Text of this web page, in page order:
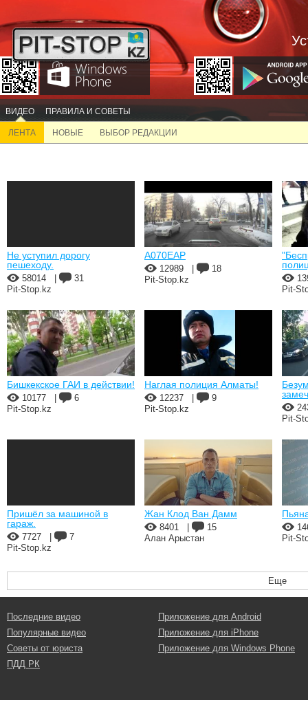
ВИДЕО ПРАВИЛА И СОВЕТЫ
ЛЕНТА НОВЫЕ ВЫБОР РЕДАКЦИИ
Не уступил дорогу
пешеходу.
58014
31
Pit-Stop.kz
A070EAP
12989
18
Pit-Stop.kz
Pit-
Бишкекское ГАИ в действии!
10177
6
Pit-Stop.kz
Наглая полиция Алматы!
12237
9
Pit-Stop.kz
Pit-
Пришёл за машиной в
гараж.
7727
7
Pit-Stop.kz
Жан Клод Ван Дамм
8401
15
Алан Арыстан
Pit-
Еще
Последние видео
Популярные видео
Советы от юриста
ПДД РК
Приложение для Android
Приложение для iPhone
Приложение для Windows Phone